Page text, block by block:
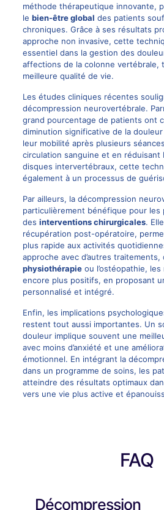
méthode thérapeutique innovante,
le bien-être global des patients
chroniques. Grâce à ses résultats
approche non invasive, cette
essentiel dans la gestion des
affections de la colonne vertébrale,
meilleure qualité de vie.
Les études cliniques récentes
décompression neurovertébrale.
grand pourcentage de patients ont
diminution significative de la
leur mobilité après plusieurs
circulation sanguine et en réduisant
disques intervertébraux, cette
également à un processus de
Par ailleurs, la décompression
particulièrement bénéfique pour les
des interventions chirurgicales.
récupération post-opératoire,
plus rapide aux activités
approche avec d’autres traitements,
physiothérapieou l’ostéopathie, les
encore plus positifs, en proposant
personnalisé et intégré.
Enfin, les implications
restent tout aussi importantes. Un
douleur implique souvent une
avec moins d’anxiété et une
émotionnel. En intégrant la
dans un programme de soins, les
atteindre des résultats optimaux
vers une vie plus active et
FAQ
Décompression